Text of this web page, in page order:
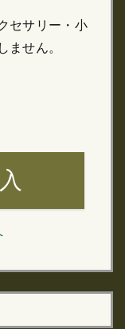
セサリー・小
ません。